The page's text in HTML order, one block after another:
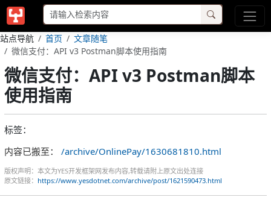
站点导航 首页
文章随笔
微信支付：API v3 Postman脚本使用指南
微信支付：API v3 Postman脚本
使用指南
标签：
内容已搬至： /archive/OnlinePay/1630681810.html
版权声明：本文为YES开发框架网发布内容,转载请附上原文出处连接
原文链接： https://www.yesdotnet.com/archive/post/1621590473.html